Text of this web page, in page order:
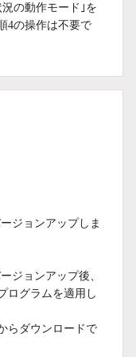
の動作モード｣を
4の操作は不要で
ジョンアップしま
ジョンアップ後、
ログラムを適用し
らダウンロードで